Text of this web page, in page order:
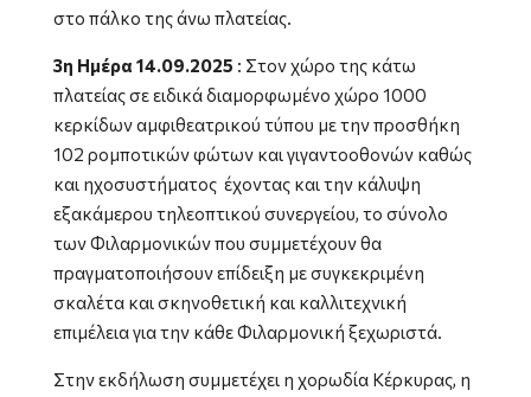
στο πάλκο της άνω πλατείας.
3η Ημέρα 14.09.2025 : Στον χώρο της κάτω
πλατείας σε ειδικά διαμορφωμένο χώρο 1000
κερκίδων αμφιθεατρικού τύπου με την προσθήκη
102 ρομποτικών φώτων και γιγαντοοθονών καθώς
και ηχοσυστήματος έχοντας και την κάλυψη
εξακάμερου τηλεοπτικού συνεργείου, το σύνολο
των Φιλαρμονικών που συμμετέχουν θα
πραγματοποιήσουν επίδειξη με συγκεκριμένη
σκαλέτα και σκηνοθετική και καλλιτεχνική
επιμέλεια για την κάθε Φιλαρμονική ξεχωριστά.
Στην εκδήλωση συμμετέχει η χορωδία Κέρκυρας, η